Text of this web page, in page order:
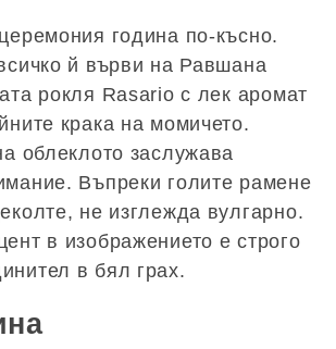
година по-късно.
й върви на Равшана
рокля Rasario с лек аромат
крака на момичето.
облеклото заслужава
Въпреки голите рамене
не изглежда вулгарно.
в изображението е строго
в бял грах.